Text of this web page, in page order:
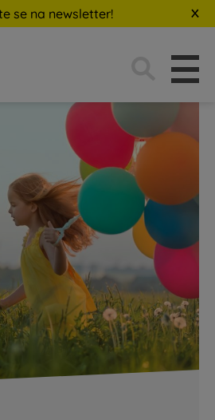
se na newsletter!